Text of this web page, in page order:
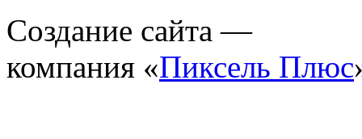
Создание сайта —
компания «Пиксель Плюс